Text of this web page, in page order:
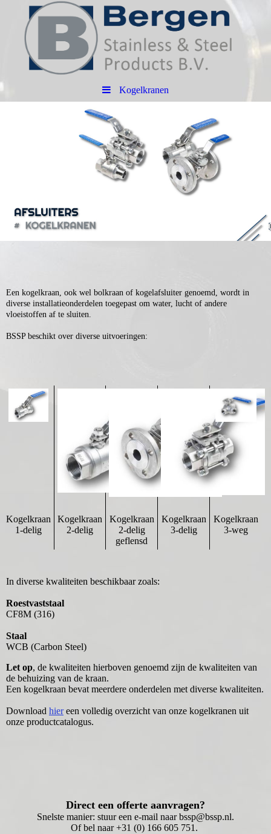
Kogelkranen
Een kogelkraan, ook wel bolkraan of kogelafsluiter genoemd, wordt in
diverse installatieonderdelen toegepast om water, lucht of andere
vloeistoffen af te sluiten.
BSSP beschikt over diverse uitvoeringen:
Kogelkraan
1-delig
Kogelkraan
2-delig
Kogelkraan
2-delig
geflensd
Kogelkraan
3-delig
Kogelkraan
3-weg
In diverse kwaliteiten beschikbaar zoals:
Roestvaststaal
CF8M (316)
Staal
WCB (Carbon Steel)
Let op, de kwaliteiten hierboven genoemd zijn de kwaliteiten van
de behuizing van de kraan.
Een kogelkraan bevat meerdere onderdelen met diverse kwaliteiten.
Download hiereen volledig overzicht van onze kogelkranen uit
onze productcatalogus.
Direct een offerte aanvragen?
Snelste manier: stuur een e-mail naar bssp@bssp.nl.
Of bel naar +31 (0) 166 605 751.